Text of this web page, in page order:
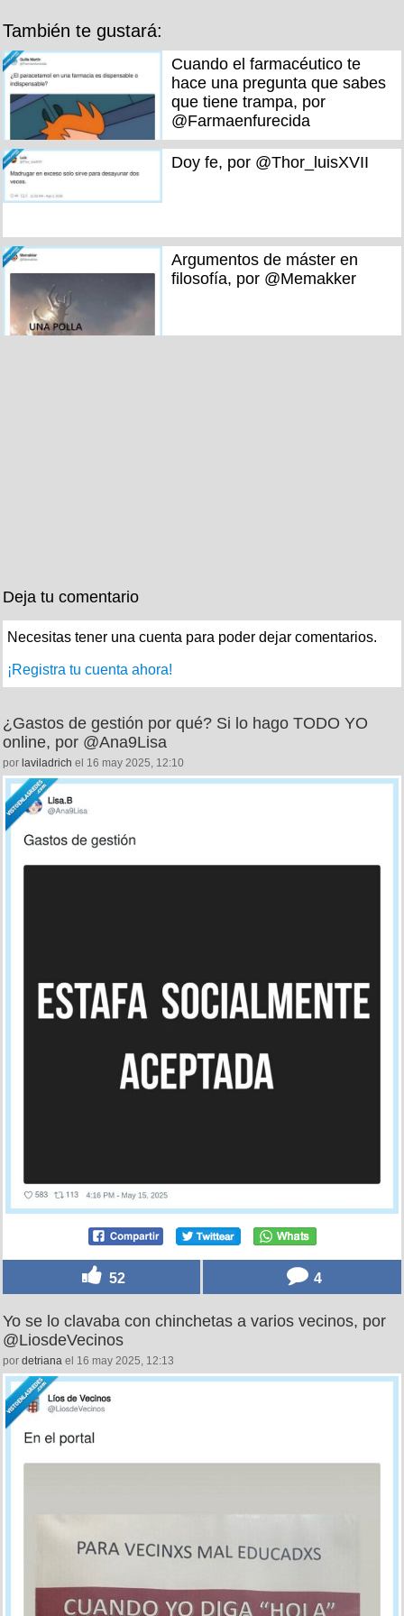
También te gustará:
Cuando el farmacéutico te
hace una pregunta que sabes
que tiene trampa, por
@Farmaenfurecida
Doy fe, por @Thor_luisXVII
Argumentos de máster en
filosofía, por @Memakker
Deja tu comentario
Necesitas tener una cuenta para poder dejar comentarios.
¡Registra tu cuenta ahora!
¿Gastos de gestión por qué? Si lo hago TODO YO
online, por @Ana9Lisa
por laviladrich el 16 may 2025, 12:10
52 4
Yo se lo clavaba con chinchetas a varios vecinos, por
@LiosdeVecinos
por detriana el 16 may 2025, 12:13